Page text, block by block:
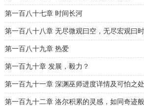
第一百八十七章 时间长河
第一百八十八章 无尽微观曰空，无尽宏观曰
第一百八十九章 热爱
第一百九十章 发展，毅力？
第一百九十一章 深渊巫师进度详情及可怕之处
第一百九十二章 洛尔积累的灵感，如同奇迹